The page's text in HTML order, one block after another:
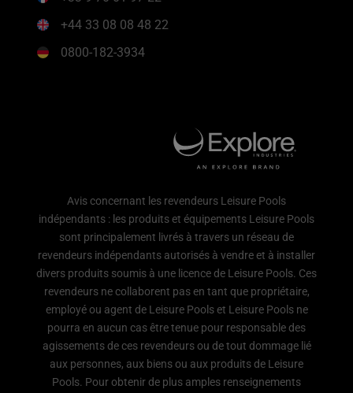
+44 33 08 08 48 22
0800-182-3934
Avis concernant les revendeurs Leisure Pools
indépendants : les produits et équipements Leisure Pools
sont principalement livrés à travers un réseau de
revendeurs indépendants autorisés à vendre et à installer
divers produits soumis à une licence de Leisure Pools. Ces
revendeurs ne collaborent pas en tant que propriétaire,
employé ou agent de Leisure Pools et Leisure Pools ne
pourra en aucun cas être tenue pour responsable des
agissements de ces revendeurs ou de tout dommage lié
aux personnes, aux biens ou aux produits de Leisure
Pools. Pour obtenir de plus amples renseignements